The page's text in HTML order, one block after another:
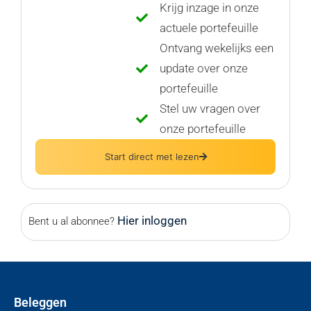
Krijg inzage in onze
actuele portefeuille
Ontvang wekelijks een
update over onze
portefeuille
Stel uw vragen over
onze portefeuille
Start direct met lezen
Bent u al abonnee? Hier inloggen
Beleggen